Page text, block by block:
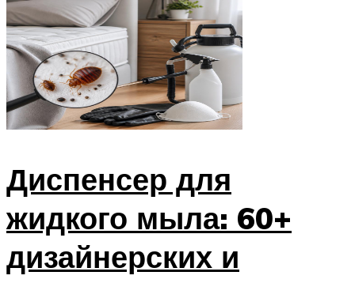
Диспенсер для
жидкого мыла: 60+
дизайнерских и